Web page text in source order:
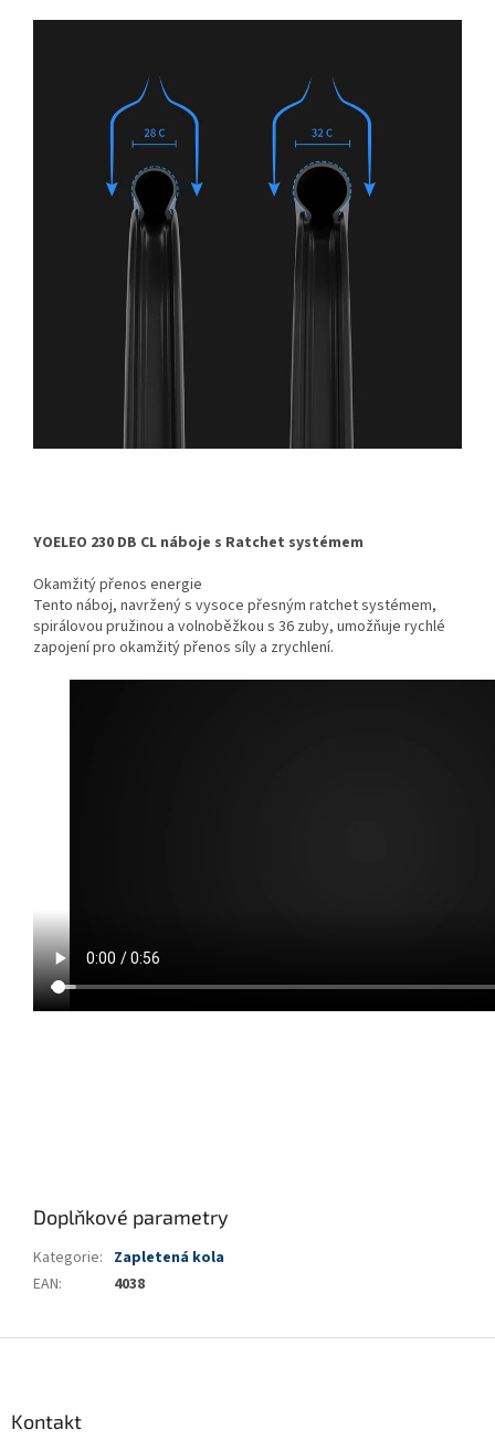
YOELEO 230 DB CL náboje s Ratchet systémem
Okamžitý přenos energie
Tento náboj, navržený s vysoce přesným ratchet systémem,
spirálovou pružinou a volnoběžkou s 36 zuby, umožňuje rychlé
zapojení pro okamžitý přenos síly a zrychlení.
Doplňkové parametry
Kategorie: Zapletená kola
EAN: 4038
Kontakt